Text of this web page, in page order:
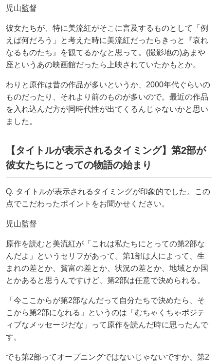
児山監督
彼女たちが、特に美流紅がそこに言及するものとして「例
えば何だろう」と考えた時に美流紅だったらきっと『哀れ
なるものたち』を観てるかなと思って。(撮影地の)あまや
座というあの映画館だったら上映されていたかもとか。
わりと原作は昔の作品が多いというか、2000年代ぐらいの
ものだったり、それより前のものが多いので。最近の作品
を入れ込んだ方が同時代性が出てくるんじゃないかと思い
ました。
【タイトルが表示されるタイミング】第2部が
彼女たちにとっての物語の始まり
Q. タイトルが表示されるタイミングが印象的でした。この
点でこだわったポイントをお聞かせください。
児山監督
原作を読むと美流紅が「これは私たちにとっての第2部な
んだよ」というセリフがあって。第1部は人によって、生
まれの差とか、貧富の差とか、状況の差とか、地域とか国
とかあると思うんですけど、第2部は任意で決められる。
「今ここからが第2部なんだって自分たちで決めたら、そ
こから第2部になれる」というのは「むちゃくちゃポジテ
ィブなメッセージだな」って原作を読んだ時に思ったんで
す。
でも第2部ってオープニングではないじゃないですか、第2